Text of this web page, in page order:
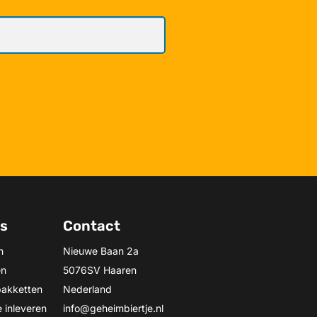
inleveren
Contact
Nieuwe Baan 2a
5076SV Haaren
Nederland
info@geheimbiertje.nl